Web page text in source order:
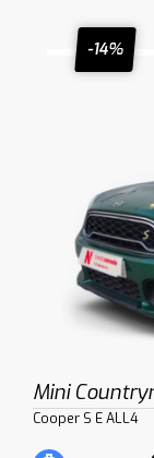
-14%
Mini
Cooper S E ALL4